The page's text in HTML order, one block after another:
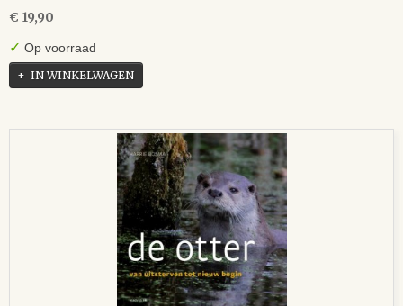
€ 19,90
✓ Op voorraad
IN WINKELWAGEN